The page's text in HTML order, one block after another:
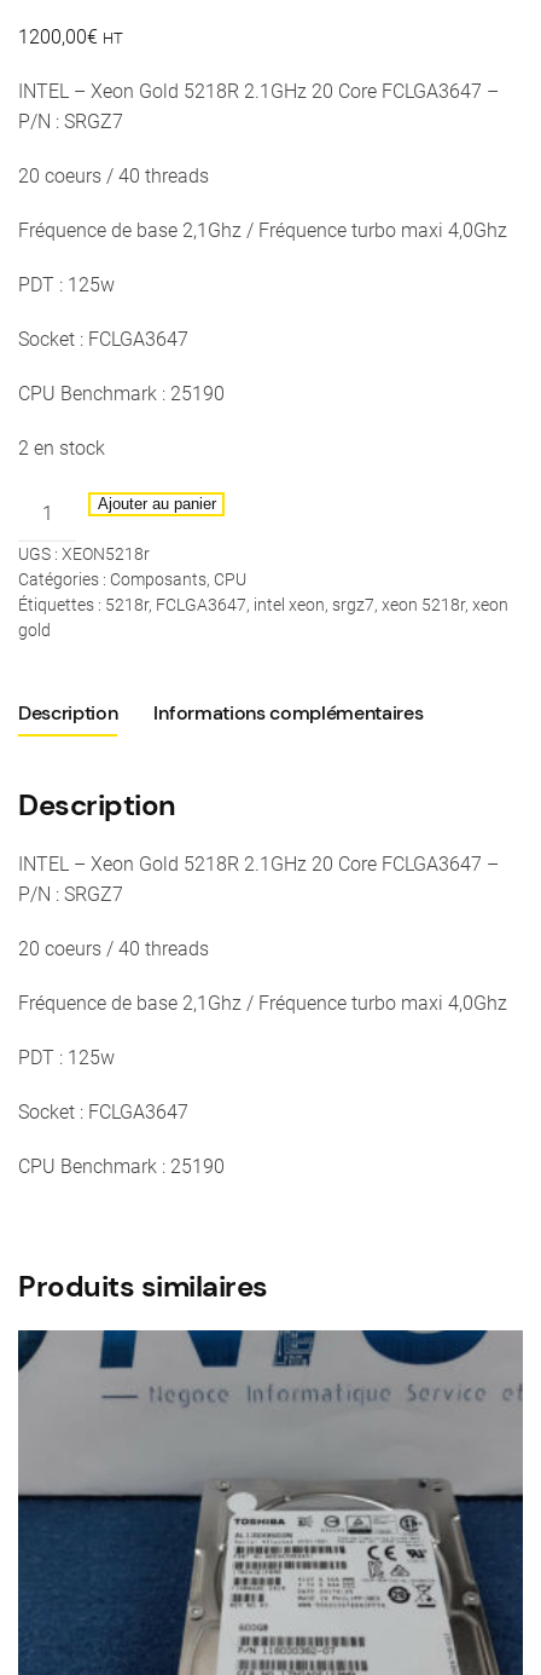
1200,00€ HT
INTEL – Xeon Gold 5218R 2.1GHz 20 Core FCLGA3647 –
P/N : SRGZ7
20 coeurs / 40 threads
Fréquence de base 2,1Ghz / Fréquence turbo maxi 4,0Ghz
PDT : 125w
Socket : FCLGA3647
CPU Benchmark : 25190
2 en stock
quantité
INTEL
-
Xeon
2.1GHz
20
FCLGA3647
P/N
:
Ajouter au panier
UGS : XEON5218r
Catégories : Composants, CPU
Étiquettes : 5218r, FCLGA3647, intel xeon, srgz7, xeon 5218r, xeon
gold
Description Informations complémentaires
Description
INTEL – Xeon Gold 5218R 2.1GHz 20 Core FCLGA3647 –
P/N : SRGZ7
20 coeurs / 40 threads
Fréquence de base 2,1Ghz / Fréquence turbo maxi 4,0Ghz
PDT : 125w
Socket : FCLGA3647
CPU Benchmark : 25190
Produits similaires